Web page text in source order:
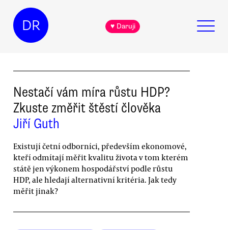
DR ♥ Daruji
Nestačí vám míra růstu HDP?
Zkuste změřit štěstí člověka
Jiří Guth
Existují četní odborníci, především ekonomové,
kteří odmítají měřit kvalitu života v tom kterém
státě jen výkonem hospodářství podle růstu
HDP, ale hledají alternativní kritéria. Jak tedy
měřit jinak?